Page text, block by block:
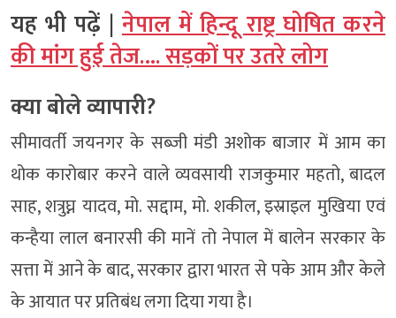
यह भी पढ़ें | नेपाल में हिन्दू राष्ट्र घोषित करने
की मांग हुई तेज…. सड़कों पर उतरे लोग
क्या बोले व्यापारी?
सीमावर्ती जयनगर के सब्जी मंडी अशोक बाजार में आम का
थोक कारोबार करने वाले व्यवसायी राजकुमार महतो, बादल
साह, शत्रुघ्न यादव, मो. सद्दाम, मो. शकील, इस्राइल मुखिया एवं
कन्हैया लाल बनारसी की मानें तो नेपाल में बालेन सरकार के
सत्ता में आने के बाद, सरकार द्वारा भारत से पके आम और केले
के आयात पर प्रतिबंध लगा दिया गया है।